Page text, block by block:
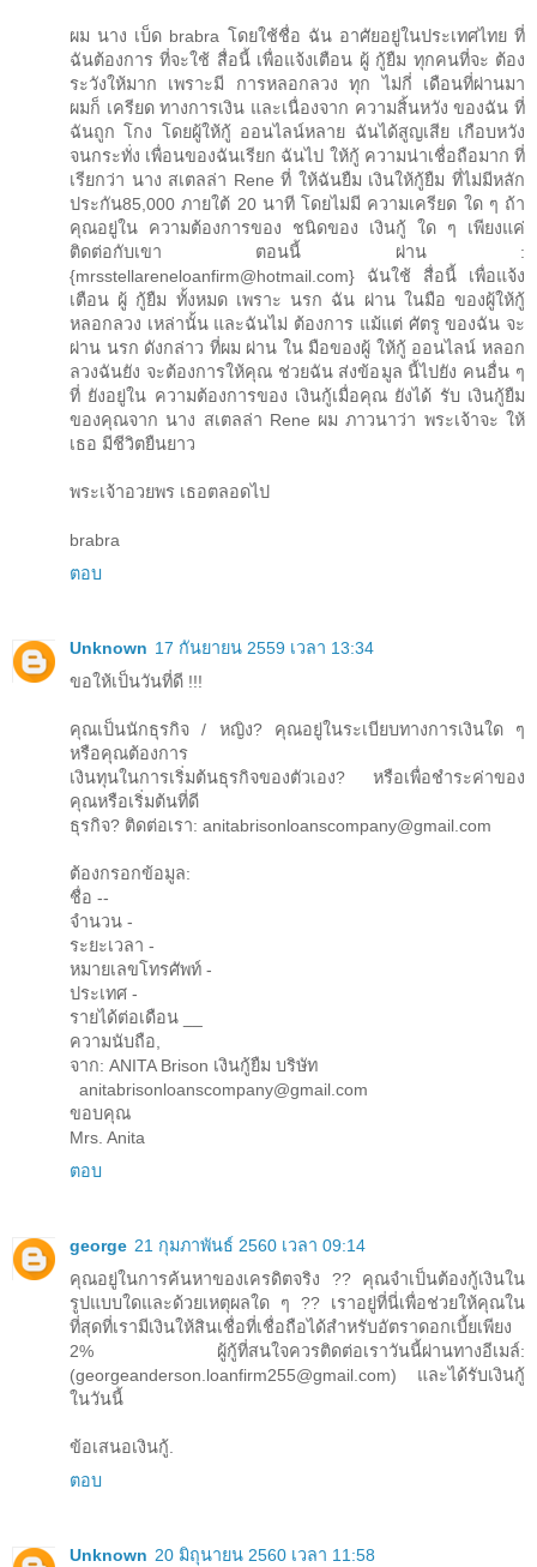
ผม นาง เบ็ด brabra โดยใช้ชื่อ ฉัน อาศัยอยู่ในประเทศไทย ที่
ฉันต้องการ ที่จะใช้ สื่อนี้ เพื่อแจ้งเตือน ผู้ กู้ยืม ทุกคนที่จะ ต้อง
ระวังให้มาก เพราะมี การหลอกลวง ทุก ไม่กี่ เดือนที่ผ่านมา
ผมก็ เครียด ทางการเงิน และเนื่องจาก ความสิ้นหวัง ของฉัน ที่
ฉันถูก โกง โดยผู้ให้กู้ ออนไลน์หลาย ฉันได้สูญเสีย เกือบหวัง
จนกระทั่ง เพื่อนของฉันเรียก ฉันไป ให้กู้ ความน่าเชื่อถือมาก ที่
เรียกว่า นาง สเตลล่า Rene ที่ ให้ฉันยืม เงินให้กู้ยืม ที่ไม่มีหลัก
ประกัน85,000 ภายใต้ 20 นาที โดยไม่มี ความเครียด ใด ๆ ถ้า
คุณอยู่ใน ความต้องการของ ชนิดของ เงินกู้ ใด ๆ เพียงแค่
ติดต่อกับเขา ตอนนี้ ผ่าน :
{mrsstellareneloanfirm@hotmail.com} ฉันใช้ สื่อนี้ เพื่อแจ้ง
เตือน ผู้ กู้ยืม ทั้งหมด เพราะ นรก ฉัน ผ่าน ในมือ ของผู้ให้กู้
หลอกลวง เหล่านั้น และฉันไม่ ต้องการ แม้แต่ ศัตรู ของฉัน จะ
ผ่าน นรก ดังกล่าว ที่ผม ผ่าน ใน มือของผู้ ให้กู้ ออนไลน์ หลอก
ลวงฉันยัง จะต้องการให้คุณ ช่วยฉัน ส่งข้อมูล นี้ไปยัง คนอื่น ๆ
ที่ ยังอยู่ใน ความต้องการของ เงินกู้เมื่อคุณ ยังได้ รับ เงินกู้ยืม
ของคุณจาก นาง สเตลล่า Rene ผม ภาวนาว่า พระเจ้าจะ ให้
เธอ มีชีวิตยืนยาว
พระเจ้าอวยพร เธอตลอดไป
brabra
ตอบ
Unknown 17 กันยายน 2559 เวลา 13:34
ขอให้เป็นวันที่ดี !!!
คุณเป็นนักธุรกิจ / หญิง? คุณอยู่ในระเบียบทางการเงินใด ๆ
หรือคุณต้องการ
เงินทุนในการเริ่มต้นธุรกิจของตัวเอง? หรือเพื่อชำระค่าของ
คุณหรือเริ่มต้นที่ดี
ธุรกิจ? ติดต่อเรา: anitabrisonloanscompany@gmail.com
ต้องกรอกข้อมูล:
ชื่อ --
จํานวน -
ระยะเวลา -
หมายเลขโทรศัพท์ -
ประเทศ -
รายได้ต่อเดือน __
ความนับถือ,
จาก: ANITA Brison เงินกู้ยืม บริษัท
anitabrisonloanscompany@gmail.com
ขอบคุณ
Mrs. Anita
ตอบ
george 21 กุมภาพันธ์ 2560 เวลา 09:14
คุณอยู่ในการค้นหาของเครดิตจริง ?? คุณจำเป็นต้องกู้เงินใน
รูปแบบใดและด้วยเหตุผลใด ๆ ?? เราอยู่ที่นี่เพื่อช่วยให้คุณใน
ที่สุดที่เรามีเงินให้สินเชื่อที่เชื่อถือได้สำหรับอัตราดอกเบี้ยเพียง
2% ผู้กู้ที่สนใจควรติดต่อเราวันนี้ผ่านทางอีเมล์:
(georgeanderson.loanfirm255@gmail.com) และได้รับเงินกู้
ในวันนี้
ข้อเสนอเงินกู้.
ตอบ
Unknown 20 มิถุนายน 2560 เวลา 11:58